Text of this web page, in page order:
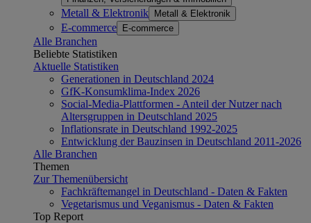
Metall & Elektronik Metall & Elektronik
E-commerce E-commerce
Alle Branchen
Beliebte Statistiken
Aktuelle Statistiken
Generationen in Deutschland 2024
GfK-Konsumklima-Index 2026
Social-Media-Plattformen - Anteil der Nutzer nach
Altersgruppen in Deutschland 2025
Inflationsrate in Deutschland 1992-2025
Entwicklung der Bauzinsen in Deutschland 2011-2026
Alle Branchen
Themen
Zur Themenübersicht
Fachkräftemangel in Deutschland - Daten & Fakten
Vegetarismus und Veganismus - Daten & Fakten
Top Report